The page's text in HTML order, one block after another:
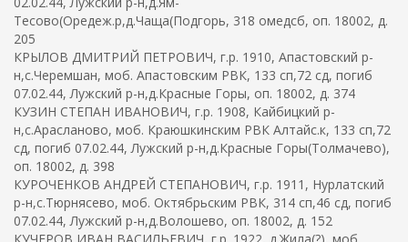
Тесово(Оредеж.р,д.Чаща(Подгорь, 318 омедсб, оп. 18002, д.
205
КРЫЛОВ ДМИТРИЙ ПЕТРОВИЧ, г.р. 1910, Апастовский р-
н,с.Черемшан, моб. Апастовским РВК, 133 сп,72 сд, погиб
07.02.44, Лужский р-н,д.Красные Горы, оп. 18002, д. 374
КУЗИН СТЕПАН ИВАНОВИЧ, г.р. 1908, Кайбицкий р-
н,с.Арасланово, моб. Краюшкинским РВК Алтайс.к, 133 сп,72
сд, погиб 07.02.44, Лужский р-н,д.Красные Горы(Толмачево),
оп. 18002, д. 398
КУРОЧЕНКОВ АНДРЕЙ СТЕПАНОВИЧ, г.р. 1911, Нурлатский
р-н,с.Тюрнясево, моб. Октябрьским РВК, 314 сп,46 сд, погиб
07.02.44, Лужский р-н,д.Волошево, оп. 18002, д. 152